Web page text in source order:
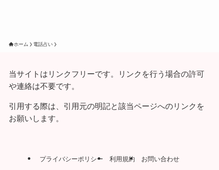
ホーム 電話占い
当サイトはリンクフリーです。リンクを行う場合の許可
や連絡は不要です。
引用する際は、引用元の明記と該当ページへのリンクを
お願いします。
プライバシーポリシー 利用規約 お問い合わせ